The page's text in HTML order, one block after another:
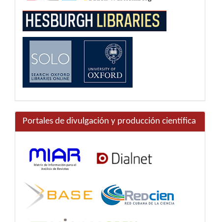
Portales de divulgación y producción científica